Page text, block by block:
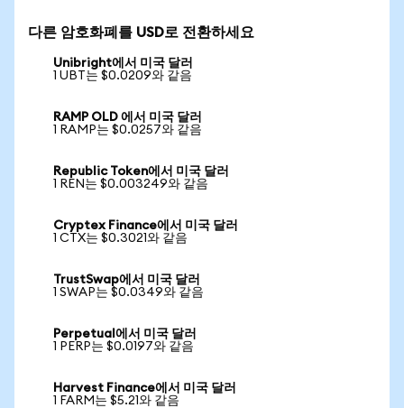
다른 암호화폐를 USD로 전환하세요
Unibright에서 미국 달러
1 UBT는 $0.0209와 같음
RAMP OLD 에서 미국 달러
1 RAMP는 $0.0257와 같음
Republic Token에서 미국 달러
1 REN는 $0.003249와 같음
Cryptex Finance에서 미국 달러
1 CTX는 $0.3021와 같음
TrustSwap에서 미국 달러
1 SWAP는 $0.0349와 같음
Perpetual에서 미국 달러
1 PERP는 $0.0197와 같음
Harvest Finance에서 미국 달러
1 FARM는 $5.21와 같음